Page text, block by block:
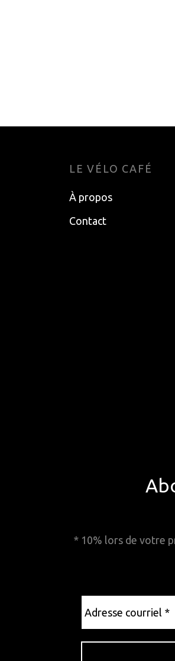
LE VÉLO CAFÉ
À propos
Contact
* 10% lors de votre
courriel